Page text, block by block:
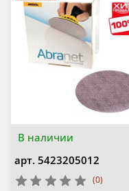
В наличии
арт. 5423205012
(0)